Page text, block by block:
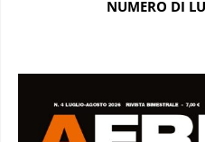
NUMERO DI